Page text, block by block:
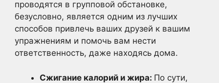
проводятся в групповой обстановке,
безусловно, является одним из лучших
способов привлечь ваших друзей к вашим
упражнениям и помочь вам нести
ответственность, даже находясь дома.
Сжигание калорий и жира: По сути,